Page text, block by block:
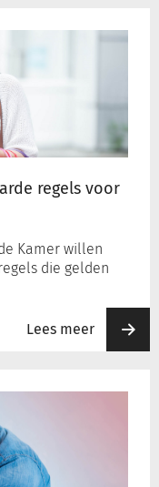
regels voor
Kamer willen
die gelden
Lees meer